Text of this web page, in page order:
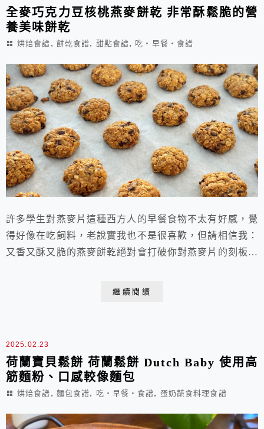
全麥巧克力豆核桃燕麥餅乾 非常酥鬆脆的營
養美味餅乾
烘焙食譜 , 餅乾食譜, 甜點食譜, 吃‧早餐‧食譜
許多學生對燕麥片這種西方人的早餐食物不太有好感，覺
得好像在吃飼料，老說實我也不是很喜歡，但請相信我：
又香又酥又脆的燕麥餅乾絕對會打破你對燕麥片的刻板印
繼續閱讀
2025.02.23
荷蘭寶貝鬆餅 荷蘭鬆餅 Dutch Baby 使用高
筋麵粉、口感較像麵包
烘焙食譜 , 麵包食譜, 吃‧早餐‧食譜, 蛋奶蔬食料理食譜